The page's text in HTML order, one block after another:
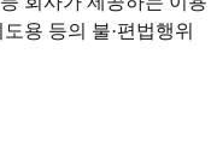
용 등의 불·편법행위